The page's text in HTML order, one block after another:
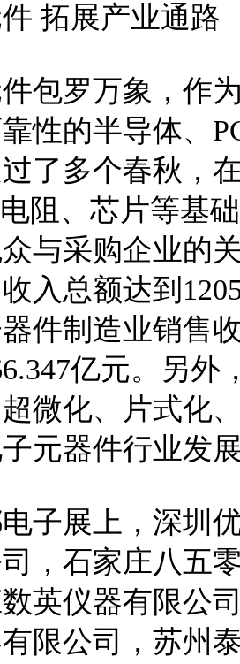
拓展产业通路
包罗万象，作
性的半导体、
了多个春秋，
阻、芯片等基
与采购企业的
入总额达到
件制造业销售
亿元。另
微化、片式化
元器件行业发
子展上，深圳
，石家庄八五
英仪器有限公
限公司，苏州